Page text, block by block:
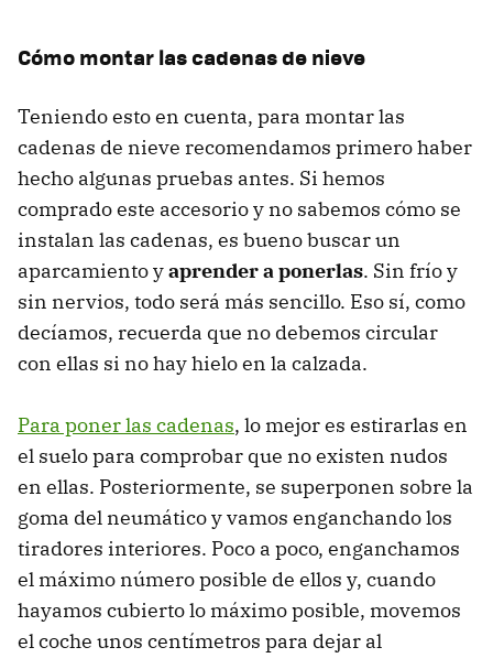
Cómo montar las cadenas de nieve
Teniendo esto en cuenta, para montar las
cadenas de nieve recomendamos primero haber
hecho algunas pruebas antes. Si hemos
comprado este accesorio y no sabemos cómo se
instalan las cadenas, es bueno buscar un
aparcamiento yaprender a ponerlas. Sin frío y
sin nervios, todo será más sencillo. Eso sí, como
decíamos, recuerda que no debemos circular
con ellas si no hay hielo en la calzada.
Para poner las cadenas, lo mejor es estirarlas en
el suelo para comprobar que no existen nudos
en ellas. Posteriormente, se superponen sobre la
goma del neumático y vamos enganchando los
tiradores interiores. Poco a poco, enganchamos
el máximo número posible de ellos y, cuando
hayamos cubierto lo máximo posible, movemos
el coche unos centímetros para dejar al